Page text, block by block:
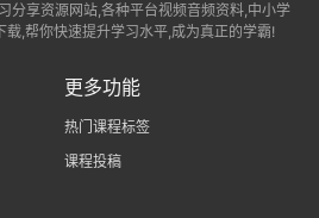
分享资源网站,各种平台视频音频资料,中小学
,帮你快速提升学习水平,成为真正的学霸!
更多功能
热门课程标签
课程投稿